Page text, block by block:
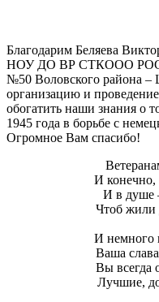
Благодарим Беляева
НОУ ДО ВР СТКООО
№50 Воловского района –
организацию и
обогатить наши знания о
1945 года в борьбе с
Огромное Вам спасибо!
И конечно,
И в душе
Чтоб жили
И немного
Ваша
Вы всегда
Лучшие,